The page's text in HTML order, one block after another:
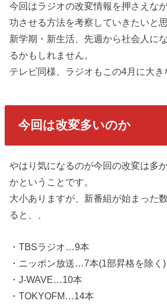
今回はラジオの改変情報を押さえな
功させる方法を考察していきたいと思
新学期・新生活、先週から社会人に
るかもしれません。
テレビ同様、ラジオもこの4月に大き
今回は改変多いのか
やはり気になるのが今回の改変は多
かということです。
大小ありますが、新番組が始まった
ると、、
・TBSラジオ…9本
・ニッポン放送…7本(1部昇格を除く)
・J-WAVE…10本
・TOKYOFM…14本